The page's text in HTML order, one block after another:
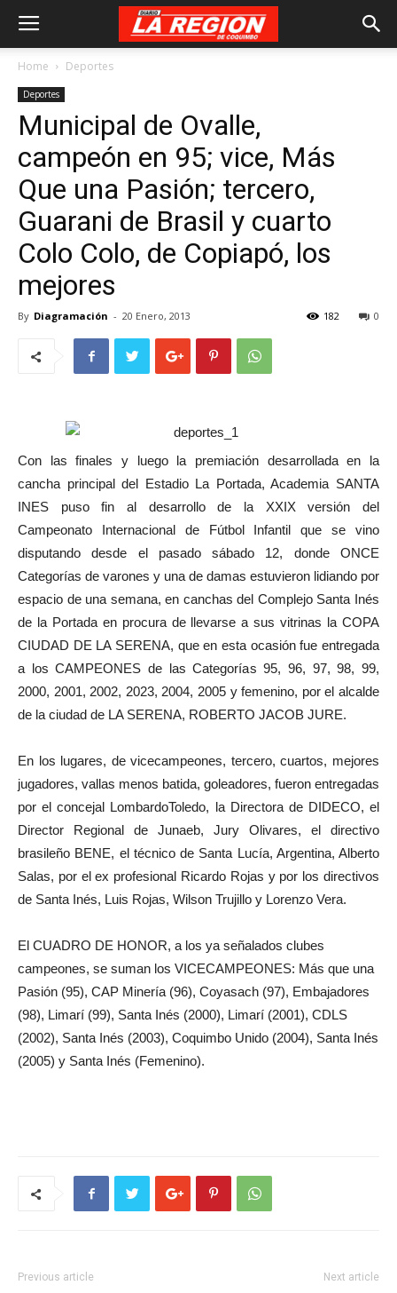
Home Deportes
Deportes
Municipal de Ovalle,
campeón en 95; vice, Más
Que una Pasión; tercero,
Guarani de Brasil y cuarto
Colo Colo, de Copiapó, los
mejores
By Diagramación - 20 Enero, 2013 0
182
Con las finales y luego la premiación desarrollada en la
cancha principal del Estadio La Portada, Academia SANTA
INES puso fin al desarrollo de la XXIX versión del
Campeonato Internacional de Fútbol Infantil que se vino
disputando desde el pasado sábado 12, donde ONCE
Categorías de varones y una de damas estuvieron lidiando por
espacio de una semana, en canchas del Complejo Santa Inés
de la Portada en procura de llevarse a sus vitrinas la COPA
CIUDAD DE LA SERENA, que en esta ocasión fue entregada
a los CAMPEONES de las Categorías 95, 96, 97, 98, 99,
2000, 2001, 2002, 2023, 2004, 2005 y femenino, por el alcalde
de la ciudad de LA SERENA, ROBERTO JACOB JURE.
En los lugares, de vicecampeones, tercero, cuartos, mejores
jugadores, vallas menos batida, goleadores, fueron entregadas
por el concejal LombardoToledo, la Directora de DIDECO, el
Director Regional de Junaeb, Jury Olivares, el directivo
brasileño BENE, el técnico de Santa Lucía, Argentina, Alberto
Salas, por el ex profesional Ricardo Rojas y por los directivos
de Santa Inés, Luis Rojas, Wilson Trujillo y Lorenzo Vera.
El CUADRO DE HONOR, a los ya señalados clubes
campeones, se suman los VICECAMPEONES: Más que una
Pasión (95), CAP Minería (96), Coyasach (97), Embajadores
(98), Limarí (99), Santa Inés (2000), Limarí (2001), CDLS
(2002), Santa Inés (2003), Coquimbo Unido (2004), Santa Inés
(2005) y Santa Inés (Femenino).
Previous article Next article